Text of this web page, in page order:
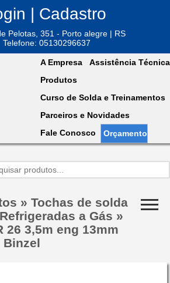
| Cadastro
Pelotas, 351 - Porto alegre | RS
Telefone: 05130296637
A Empresa
Assistência Técnica
Produtos
Curso de Solda e Treinamentos
Parceiros e Novidades
Fale Conosco
Orçamento
» Tochas de solda
a Gás »
26 3,5m eng 13mm
Binzel